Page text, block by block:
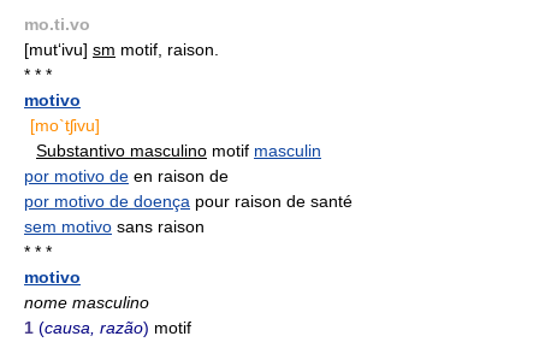
mo.ti.vo
[mut‘ivu] sm motif, raison.
* * *
motivo
[mo`tʃivu]
Substantivo masculino motif masculin
por motivo de en raison de
por motivo de doença pour raison de santé
sem motivo sans raison
* * *
motivo
nome masculino
1 (causa, razão) motif